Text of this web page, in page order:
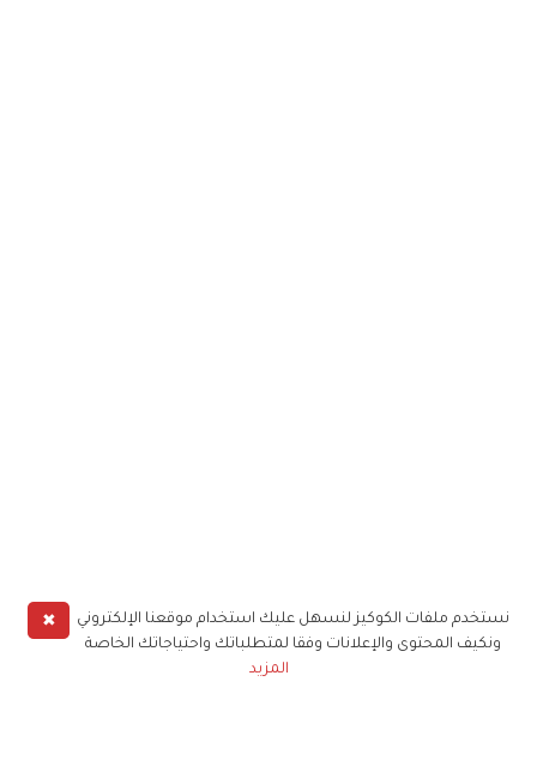
✖
نستخدم ملفات الكوكيز لنسهل عليك استخدام موقعنا الإلكتروني
ونكيف المحتوى والإعلانات وفقا لمتطلباتك واحتياجاتك الخاصة
المزيد